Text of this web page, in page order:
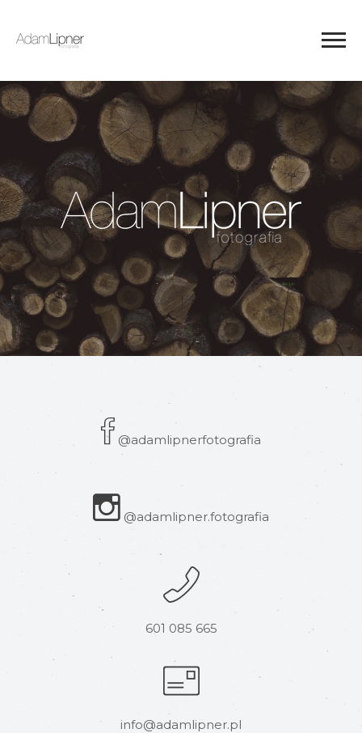
@adamlipnerfotografia
@adamlipner.fotografia
601 085 665
info@adamlipner.pl